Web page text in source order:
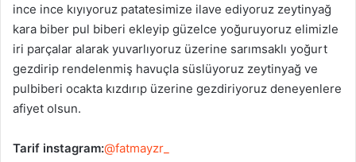
ince ince kıyıyoruz patatesimize ilave ediyoruz zeytinyağ
kara biber pul biberi ekleyip güzelce yoğuruyoruz elimizle
iri parçalar alarak yuvarlıyoruz üzerine sarımsaklı yoğurt
gezdirip rendelenmiş havuçla süslüyoruz zeytinyağ ve
pulbiberi ocakta kızdırıp üzerine gezdiriyoruz deneyenlere
afiyet olsun.
Tarif instagram:@fatmayzr_